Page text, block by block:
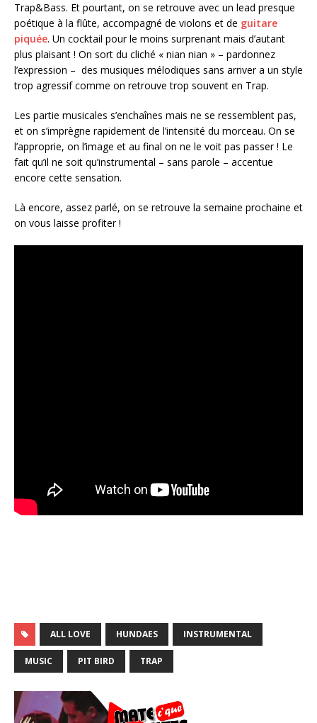
Trap&Bass. Et pourtant, on se retrouve avec un lead presque
poétique à la flûte, accompagné de violons et de guitare
piquée. Un cocktail pour le moins surprenant mais d’autant
plus plaisant ! On sort du cliché « nian nian » – pardonnez
l’expression – des musiques mélodiques sans arriver a un style
trop agressif comme on retrouve trop souvent en Trap.
Les partie musicales s’enchaînes mais ne se ressemblent pas,
et on s’imprègne rapidement de l’intensité du morceau. On se
l’approprie, on l’image et au final on ne le voit pas passer ! Le
fait qu’il ne soit qu’instrumental – sans parole – accentue
encore cette sensation.
Là encore, assez parlé, on se retrouve la semaine prochaine et
on vous laisse profiter !
ALL LOVE HUNDAES INSTRUMENTAL
MUSIC PIT BIRD TRAP